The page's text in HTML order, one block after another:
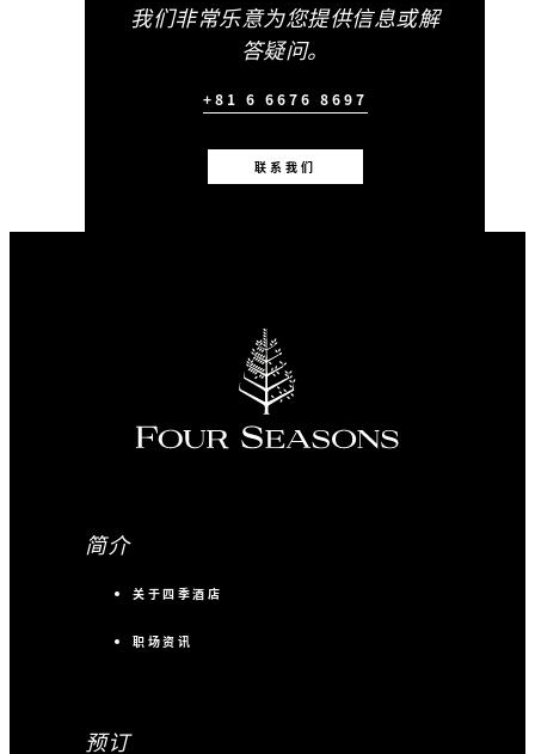
我们非常乐意为您提供信息或解
答疑问。
+81 6 6676 8697
联系我们
简介
关于四季酒店
职场资讯
预订